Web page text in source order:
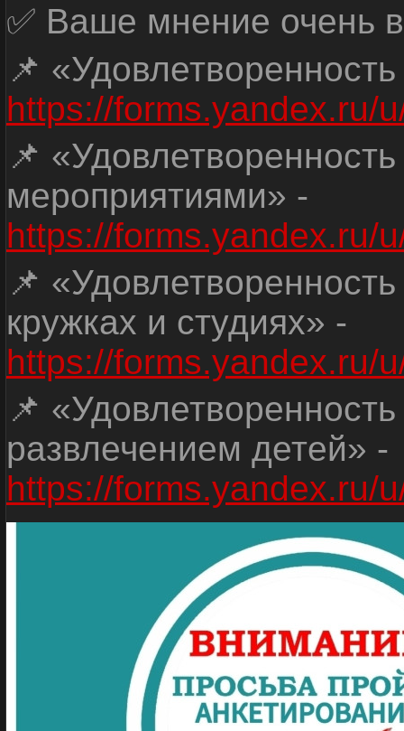
✅ Ваше мнение очень
📌
https://forms.yandex.ru/
📌
мероприятиями» -
https://forms.yandex.ru/
📌
кружках и студиях» -
https://forms.yandex.ru/
📌
развлечением детей» -
https://forms.yandex.ru/